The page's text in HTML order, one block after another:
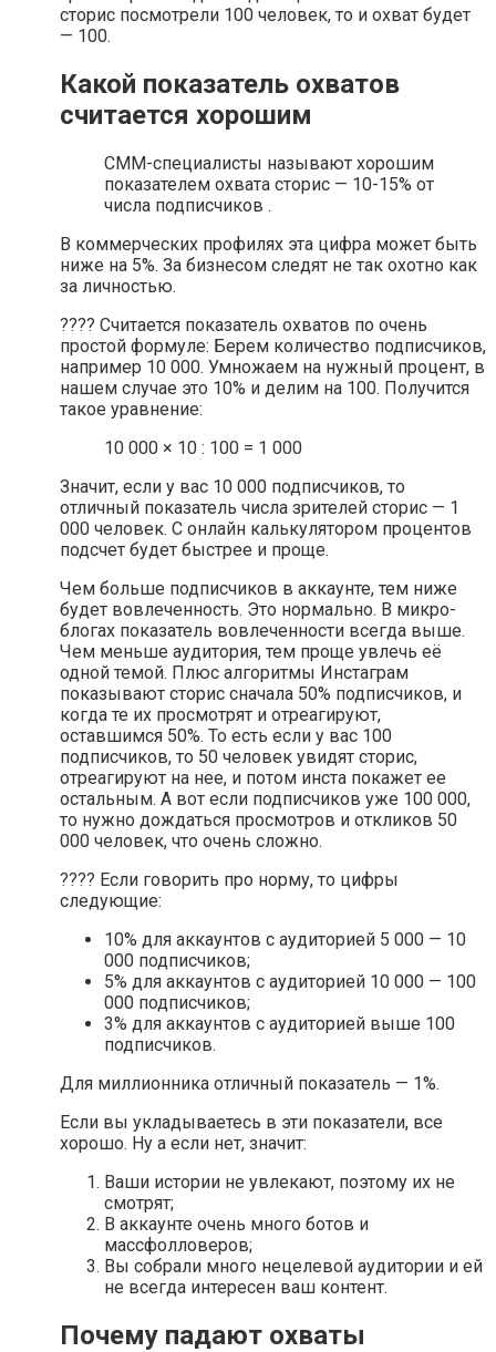
сторис посмотрели 100 человек, то и охват будет
— 100.
Какой показатель охватов
считается хорошим
СММ-специалисты называют хорошим
показателем охвата сторис — 10-15% от
числа подписчиков .
В коммерческих профилях эта цифра может быть
ниже на 5%. За бизнесом следят не так охотно как
за личностью.
???? Считается показатель охватов по очень
простой формуле: Берем количество подписчиков,
например 10 000. Умножаем на нужный процент, в
нашем случае это 10% и делим на 100. Получится
такое уравнение:
10 000 × 10 : 100 = 1 000
Значит, если у вас 10 000 подписчиков, то
отличный показатель числа зрителей сторис — 1
000 человек. С онлайн калькулятором процентов
подсчет будет быстрее и проще.
Чем больше подписчиков в аккаунте, тем ниже
будет вовлеченность. Это нормально. В микро-
блогах показатель вовлеченности всегда выше.
Чем меньше аудитория, тем проще увлечь её
одной темой. Плюс алгоритмы Инстаграм
показывают сторис сначала 50% подписчиков, и
когда те их просмотрят и отреагируют,
оставшимся 50%. То есть если у вас 100
подписчиков, то 50 человек увидят сторис,
отреагируют на нее, и потом инста покажет ее
остальным. А вот если подписчиков уже 100 000,
то нужно дождаться просмотров и откликов 50
000 человек, что очень сложно.
???? Если говорить про норму, то цифры
следующие:
10% для аккаунтов с аудиторией 5 000 — 10
000 подписчиков;
5% для аккаунтов с аудиторией 10 000 — 100
000 подписчиков;
3% для аккаунтов с аудиторией выше 100
подписчиков.
Для миллионника отличный показатель — 1%.
Если вы укладываетесь в эти показатели, все
хорошо. Ну а если нет, значит:
Ваши истории не увлекают, поэтому их не
смотрят;
В аккаунте очень много ботов и
массфолловеров;
Вы собрали много нецелевой аудитории и ей
не всегда интересен ваш контент.
Почему падают охваты